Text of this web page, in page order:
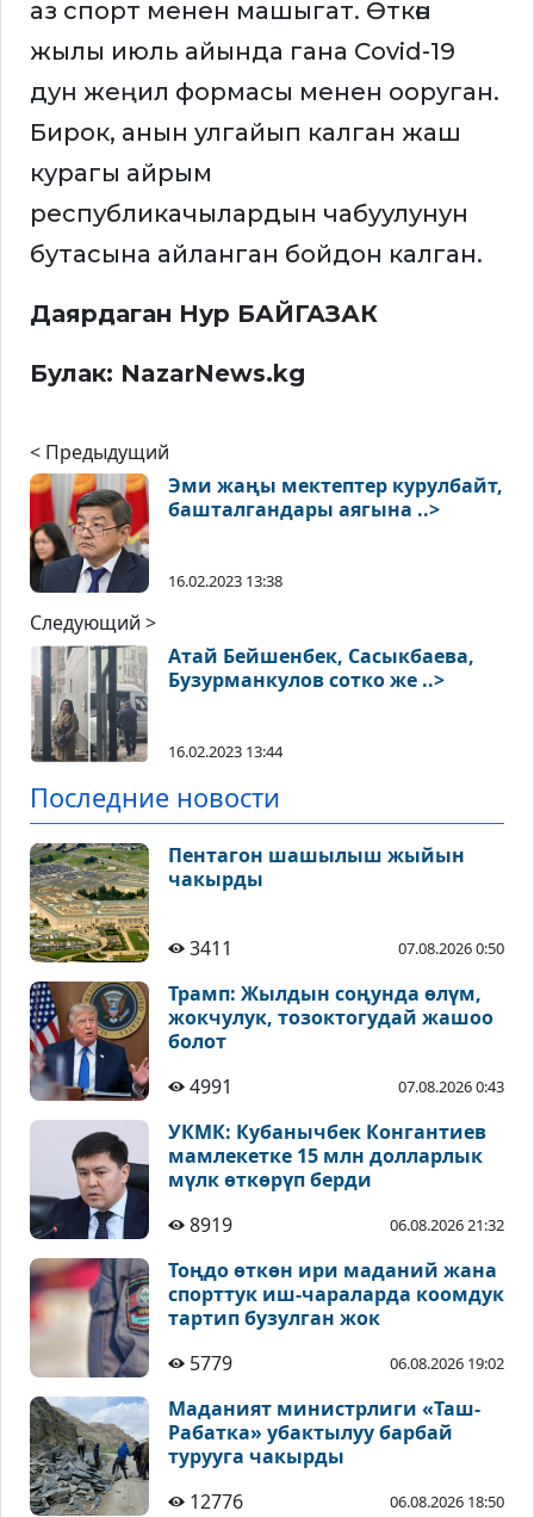
аз спорт менен машыгат. Өткөн
жылы июль айында гана Covid-19
дун жеңил формасы менен ооруган.
Бирок, анын улгайып калган жаш
курагы айрым
республикачылардын чабуулунун
бутасына айланган бойдон калган.
Даярдаган Нур БАЙГАЗАК
Булак: NazarNews.kg
< Предыдущий
Эми жаңы мектептер курулбайт,
башталгандары аягына ..>
16.02.2023 13:38
Следующий >
Атай Бейшенбек, Сасыкбаева,
Бузурманкулов сотко же ..>
16.02.2023 13:44
Последние новости
Пентагон шашылыш жыйын
чакырды
3411 07.08.2026 0:50
Трамп: Жылдын соңунда өлүм,
жокчулук, тозоктогудай жашоо
болот
4991
07.08.2026 0:43
УКМК: Кубанычбек Конгантиев
мамлекетке 15 млн долларлык
мүлк өткөрүп берди
8919
06.08.2026 21:32
Тоңдо өткөн ири маданий жана
спорттук иш-чараларда коомдук
тартип бузулган жок
5779
06.08.2026 19:02
Маданият министрлиги «Таш-
Рабатка» убактылуу барбай
турууга чакырды
12776
06.08.2026 18:50